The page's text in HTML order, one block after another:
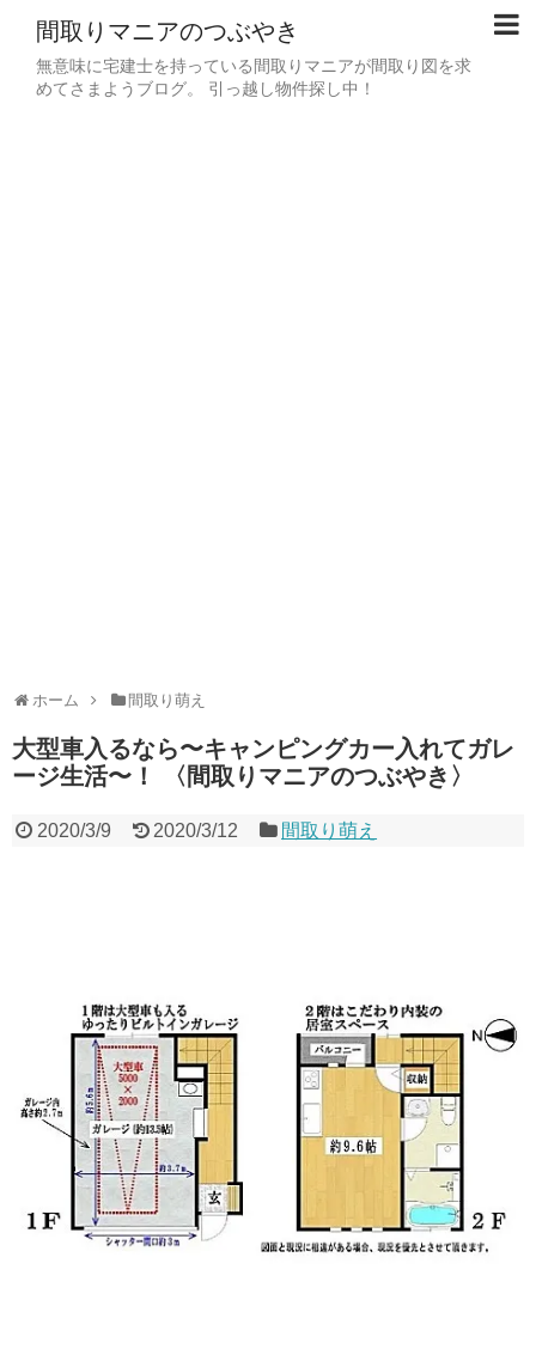
間取りマニアのつぶやき
無意味に宅建士を持っている間取りマニアが間取り図を求
めてさまようブログ。 引っ越し物件探し中！
ホーム 間取り萌え
大型車入るなら〜キャンピングカー入れてガレ
ージ生活〜！ 〈間取りマニアのつぶやき〉
2020/3/9 2020/3/12 間取り萌え